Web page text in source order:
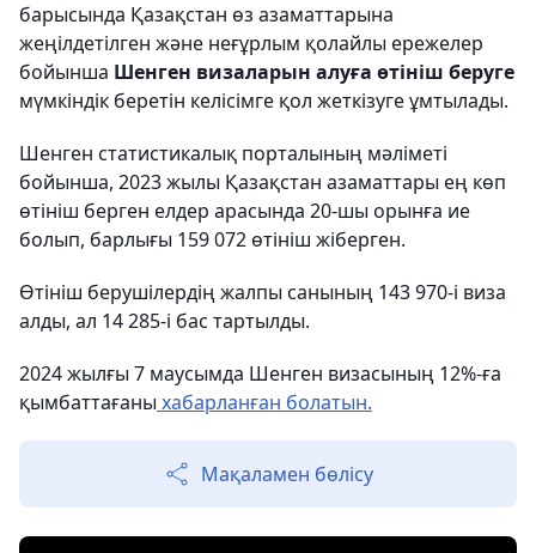
барысында Қазақстан өз азаматтарына
жеңілдетілген және неғұрлым қолайлы ережелер
бойынша Шенген визаларын алуға өтініш беруге
мүмкіндік беретін келісімге қол жеткізуге ұмтылады.
Шенген статистикалық порталының мәліметі
бойынша, 2023 жылы Қазақстан азаматтары ең көп
өтініш берген елдер арасында 20-шы орынға ие
болып, барлығы 159 072 өтініш жіберген.
Өтініш берушілердің жалпы санының 143 970-і виза
алды, ал 14 285-і бас тартылды.
2024 жылғы 7 маусымда Шенген визасының 12%-ға
қымбаттағаны хабарланған болатын.
Мақаламен бөлісу